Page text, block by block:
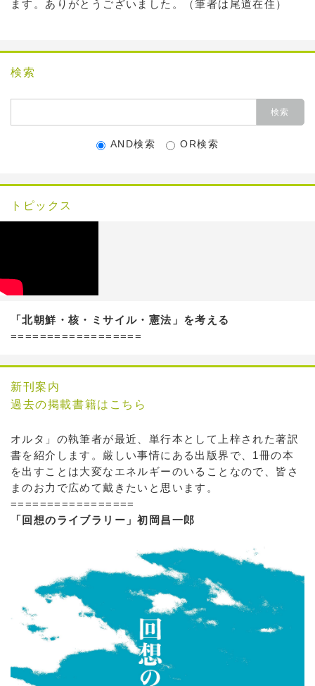
ます。ありがとうございました。（筆者は尾道在住）
検索
AND検索 OR検索
トピックス
「北朝鮮・核・ミサイル・憲法」を考える
==================
新刊案内
過去の掲載書籍はこちら
オルタ」の執筆者が最近、単行本として上梓された著訳
書を紹介します。厳しい事情にある出版界で、1冊の本
を出すことは大変なエネルギーのいることなので、皆さ
まのお力で広めて戴きたいと思います。
=================
「回想のライブラリー」初岡昌一郎